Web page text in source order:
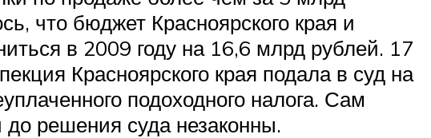
что бюджет Красноярского края и
в 2009 году на 16,6 млрд рублей. 17
Красноярского края подала в суд на
подоходного налога. Сам
решения суда незаконны.